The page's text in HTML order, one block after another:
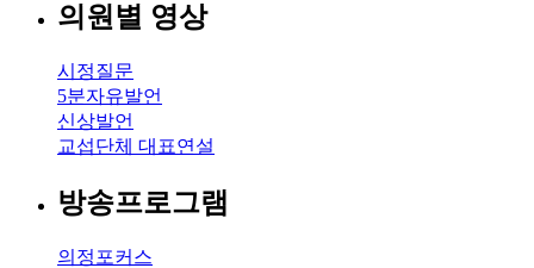
의원별 영상
시정질문
5분자유발언
신상발언
교섭단체 대표연설
방송프로그램
의정포커스